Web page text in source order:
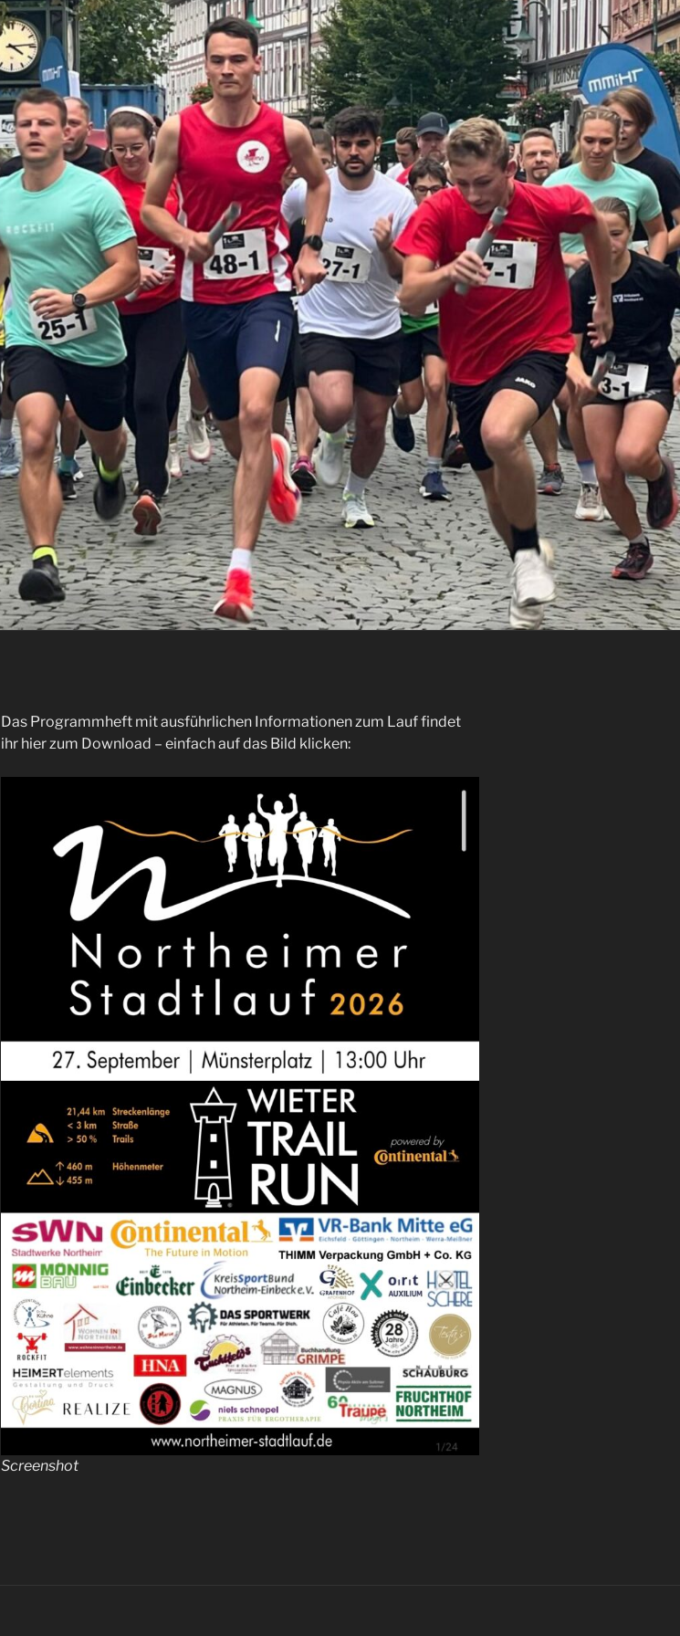
Das Programmheft mit ausführlichen Informationen zum Lauf findet
ihr hier zum Download – einfach auf das Bild klicken:
Screenshot